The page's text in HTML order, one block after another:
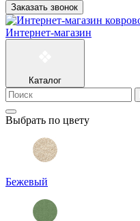
Заказать звонок
Интернет-магазин
Каталог
Выбрать по цвету
Бежевый